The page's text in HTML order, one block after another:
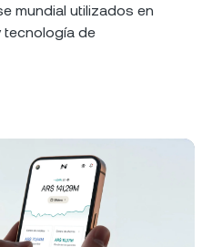
mundial utilizados en
de